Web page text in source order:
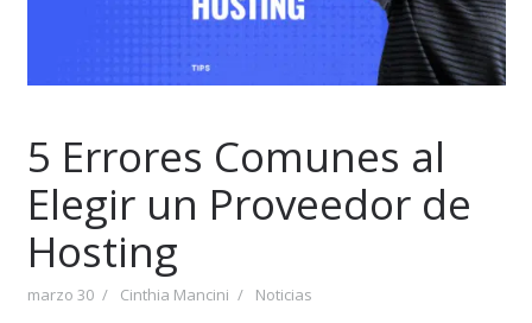
5 Errores Comunes al
Elegir un Proveedor de
Hosting
marzo 30 Cinthia Mancini Noticias